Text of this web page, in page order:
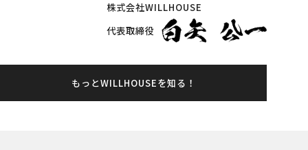
株式会社WILLHOUSE
代表取締役
もっとWILLHOUSEを知る！